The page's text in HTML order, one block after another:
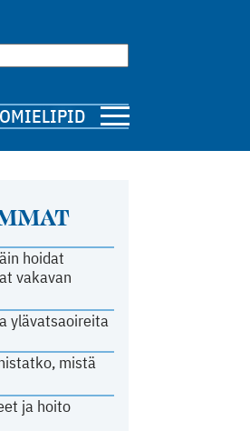
MIELIPIDE
hoidat
vakavan
ylävatsaoireita
mistä
ja hoito